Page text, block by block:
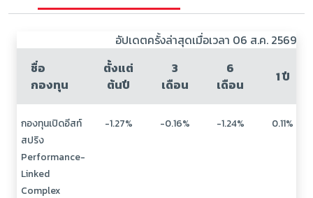
อัปเดตครั้งล่าสุดเมื่อเวลา 06 ส.ค. 2569
ชื่อ
กองทุน
ตั้งแต่
ต้นปี
3
เดือน
6
เดือน
1 ปี
กองทุนเปิดอีสท์
สปริง
Performance-
Linked
Complex
-1.27% -0.16% -1.24% 0.11%